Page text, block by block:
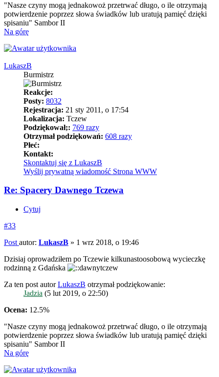
"Nasze czyny mogą jednakowoż przetrwać długo, o ile otrzymają
potwierdzenie poprzez słowa świadków lub uratują pamięć dzięki
spisaniu" Sambor II
Na górę
LukaszB
Burmistrz
Reakcje:
Posty: 8032
Rejestracja: 21 sty 2011, o 17:54
Lokalizacja: Tczew
Podziękował;: 769 razy
Otrzymał podziękowań: 608 razy
Płeć:
Kontakt:
Skontaktuj się z LukaszB
Wyślij prywatną wiadomość Strona WWW
Re: Spacery Dawnego Tczewa
Cytuj
#33
Post autor: LukaszB » 1 wrz 2018, o 19:46
Dzisiaj oprowadziłem po Tczewie kilkunastoosobową wycieczkę
rodzinną z Gdańska
Za ten post autorLukaszB otrzymał podziękowanie:
Jadzia (5 lut 2019, o 22:50)
Ocena: 12.5%
"Nasze czyny mogą jednakowoż przetrwać długo, o ile otrzymają
potwierdzenie poprzez słowa świadków lub uratują pamięć dzięki
spisaniu" Sambor II
Na górę